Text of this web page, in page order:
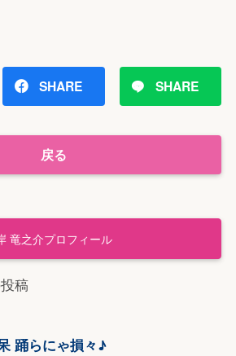
SHARE SHARE
戻る
竜之介プロフィール
稿
踊らにゃ損々♪